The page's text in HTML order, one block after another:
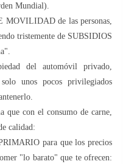
Mundial).
MOVILIDAD de las personas,
tristemente de SUBSIDIOS
del automóvil privado,
unos pocos privilegiados
con el consumo de carne,
calidad:
para que los precios
"lo barato" que te ofrecen: